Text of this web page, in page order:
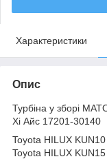
Характеристики
Опис
Турбіна у зборі
Хі Айс 17201-30140
Toyota HILUX
Toyota HILUX